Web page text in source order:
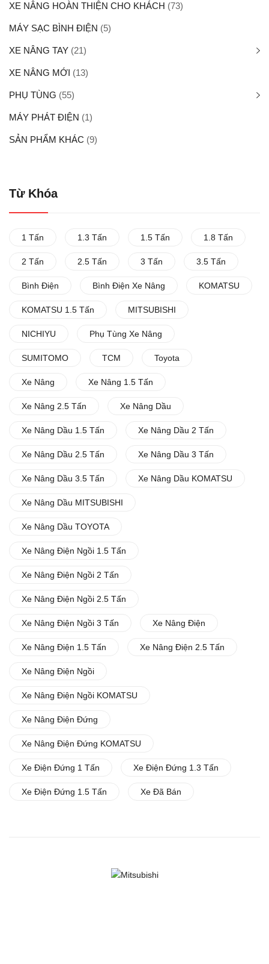
XE NÂNG HOÀN THIỆN CHO KHÁCH (73)
MÁY SẠC BÌNH ĐIỆN (5)
XE NÂNG TAY (21)
XE NÂNG MỚI (13)
PHỤ TÙNG (55)
MÁY PHÁT ĐIỆN (1)
SẢN PHẨM KHÁC (9)
Từ Khóa
1 Tấn 1.3 Tấn 1.5 Tấn 1.8 Tấn
2 Tấn 2.5 Tấn 3 Tấn 3.5 Tấn
Bình Điện Bình Điện Xe Nâng KOMATSU
KOMATSU 1.5 Tấn MITSUBISHI
NICHIYU Phụ Tùng Xe Nâng
SUMITOMO TCM Toyota
Xe Nâng Xe Nâng 1.5 Tấn
Xe Nâng 2.5 Tấn Xe Nâng Dầu
Xe Nâng Dầu 1.5 Tấn Xe Nâng Dầu 2 Tấn
Xe Nâng Dầu 2.5 Tấn Xe Nâng Dầu 3 Tấn
Xe Nâng Dầu 3.5 Tấn Xe Nâng Dầu KOMATSU
Xe Nâng Dầu MITSUBISHI
Xe Nâng Dầu TOYOTA
Xe Nâng Điện Ngồi 1.5 Tấn
Xe Nâng Điện Ngồi 2 Tấn
Xe Nâng Điện Ngồi 2.5 Tấn
Xe Nâng Điện Ngồi 3 Tấn Xe Nâng Điện
Xe Nâng Điện 1.5 Tấn Xe Nâng Điện 2.5 Tấn
Xe Nâng Điện Ngồi
Xe Nâng Điện Ngồi KOMATSU
Xe Nâng Điện Đứng
Xe Nâng Điện Đứng KOMATSU
Xe Điện Đứng 1 Tấn Xe Điện Đứng 1.3 Tấn
Xe Điện Đứng 1.5 Tấn Xe Đã Bán